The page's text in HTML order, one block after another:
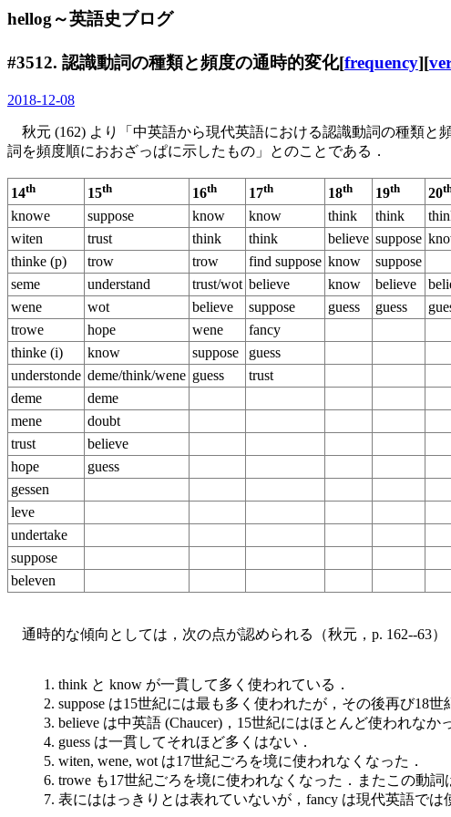
hellog～英語史ブログ
#3512. 認識動詞の種類と頻度の通時的変化[frequency][
2018-12-08
秋元 (162) より「中英語から現代英語における認識動詞の種類と
詞を頻度順におおざっぱに示したもの」とのことである．
14th 15th 16th 17th 18th 19th 20
knowe suppose know know think think
witen
trust think think believe suppose
thinke (p)
trow trow find suppose know
suppose
seme
understand trust/wot believe know believe
wene
wot believe suppose guess guess
trowe
hope wene
fancy
thinke (i)
know suppose
guess
understonde deme/think/wene guess
trust
deme
deme
mene
doubt
trust
believe
hope
guess
gessen
leve
undertake
suppose
beleven
通時的な傾向としては，次の点が認められる（秋元，p. 162--63）
1. think と know が一貫して多く使われている．
2. suppose は15世紀には最も多く使われたが，その後再び18世
3. believe は中英語 (Chaucer)，15世紀にはほとんど使われな
4. guess は一貫してそれほど多くはない．
5. witen, wene, wot は17世紀ごろを境に使われなくなった．
6. trowe も17世紀ごろを境に使われなくなった．またこの動詞
7. 表にははっきりとは表れていないが，fancy は現代英語では